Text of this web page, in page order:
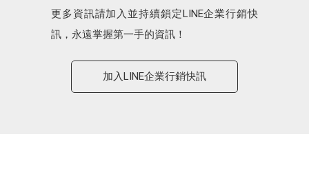
更多資訊請加入並持續鎖定LINE企業行銷快
訊，永遠掌握第一手的資訊！
加入LINE企業行銷快訊